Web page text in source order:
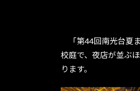
「第44回南光台夏
校庭で、夜店が並ぶ
ります。